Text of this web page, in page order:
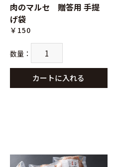
肉のマルセ 贈答用 手提
げ袋
￥150
数量 ：
カートに入れる